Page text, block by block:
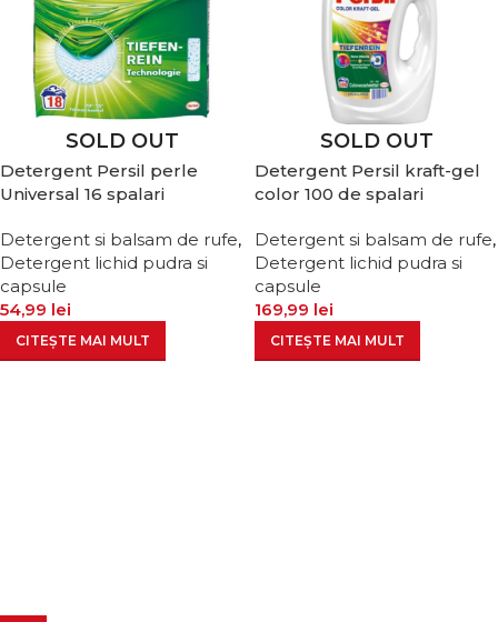
SOLD OUT
Detergent Persil perle
Universal 16 spalari
Detergent si balsam de rufe,
Detergent lichid pudra si
capsule
54,99 lei
CITEȘTE MAI MULT
SOLD OUT
Detergent Persil kraft-gel
color 100 de spalari
Detergent si balsam de rufe,
Detergent lichid pudra si
capsule
169,99 lei
CITEȘTE MAI MULT